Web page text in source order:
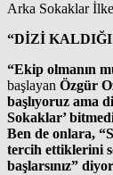
Arka Sokaklar
“DİZİ
“Ekip olmanın
başlayan Özgür
başlıyoruz ama
Sokaklar’
Ben de onlara,
tercih ettiklerini
başlarsınız”